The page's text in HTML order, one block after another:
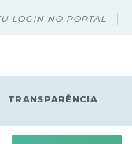
LOGIN NO PORTAL
TRANSPARÊNCIA